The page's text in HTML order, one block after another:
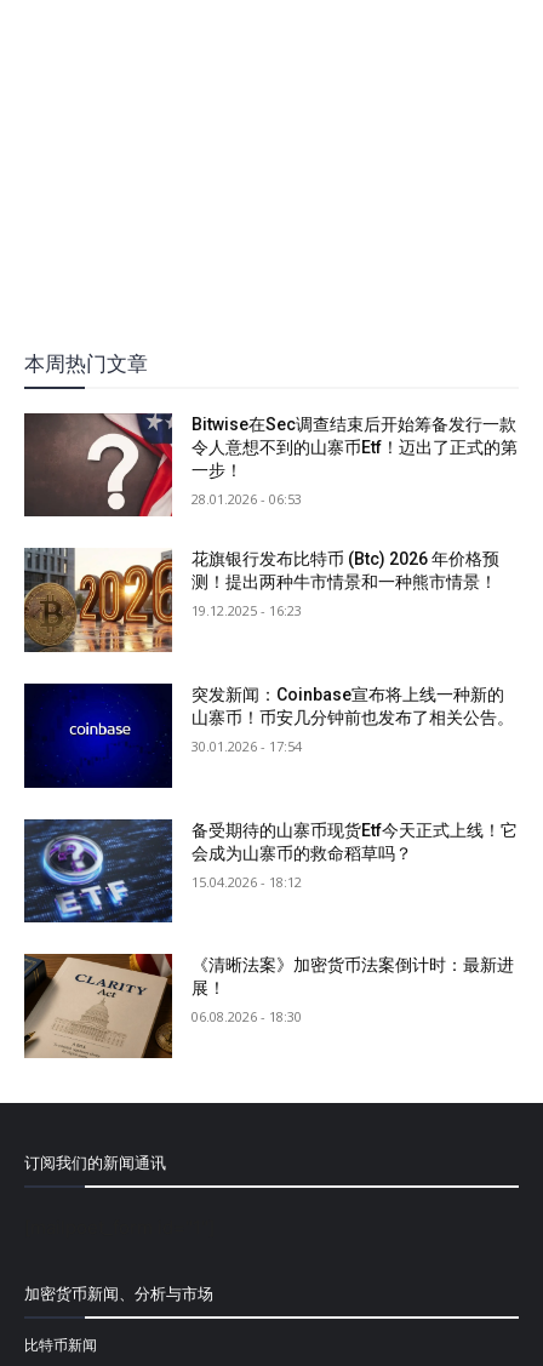
本周热门文章
Bitwise在Sec调查结束后开始筹备发行一款
令人意想不到的山寨币Etf！迈出了正式的第
一步！
28.01.2026 - 06:53
花旗银行发布比特币 (Btc) 2026 年价格预
测！提出两种牛市情景和一种熊市情景！
19.12.2025 - 16:23
突发新闻：Coinbase宣布将上线一种新的
山寨币！币安几分钟前也发布了相关公告。
30.01.2026 - 17:54
备受期待的山寨币现货Etf今天正式上线！它
会成为山寨币的救命稻草吗？
15.04.2026 - 18:12
《清晰法案》加密货币法案倒计时：最新进
展！
06.08.2026 - 18:30
订阅我们的新闻通讯
加密货币新闻、分析与市场
比特币新闻